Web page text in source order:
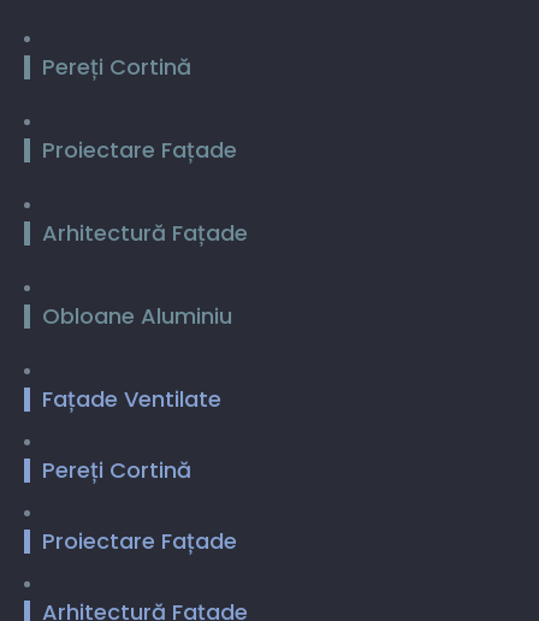
Pereți Cortină
Proiectare Fațade
Arhitectură Fațade
Obloane Aluminiu
Fațade Ventilate
Pereți Cortină
Proiectare Fațade
Arhitectură Fațade